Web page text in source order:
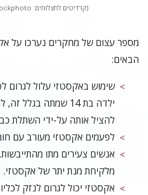
(קרדיטים לתצלומים: stockxpert.com, Bigstockphoto)
מספר עצום של מחקרים נערכו על
הבאים:
שימוש באקסטזי עלול לגרום
ילדה בת 14 שמתה
להציל אותה על-ידי השתלת
לפעמים אקסטזי מעורב עם
אנשים צעירים מתו
מלקיחת מנת יתר של אקסטזי.
אקסטזי יכול לגרום לנזק